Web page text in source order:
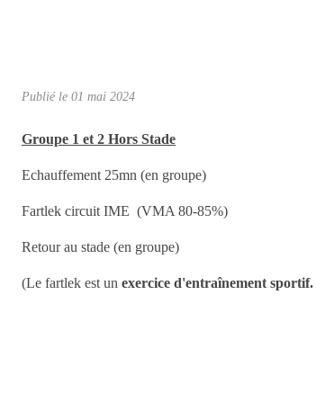
Publié le 01 mai 2024
Groupe 1 et 2 Hors Stade
Echauffement 25mn (en groupe)
Fartlek circuit IME (VMA 80-85%)
Retour au stade (en groupe)
(Le fartlek est un exercice d'entraînement sportif.